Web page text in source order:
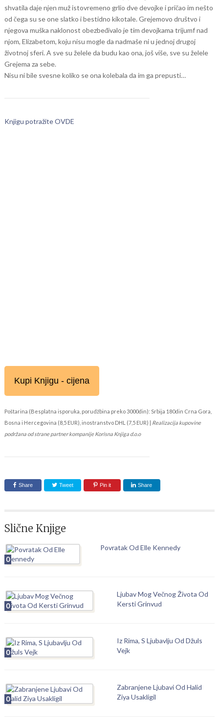
shvatila daje njen muž istovremeno grlio dve devojke i pričao im nešto
od čega su se one slatko i bestidno kikotale. Grejemovo društvo i
njegova muška naklonost obezbeđivalo je tim devojkama trijumf nad
njom, Elizabetom, koju nisu mogle da nadmaše ni u jednoj drugoj
životnoj sferi. A sve su želele da budu kao ona, još više, sve su želele
Grejema za sebe.
Nisu ni bile svesne koliko se ona kolebala da im ga prepusti…
Knjigu potražite OVDE
Kupi Knjigu - cijena
Poštarina (Besplatna isporuka, porudžbina preko 3000din): Srbija 180din Crna Gora,
Bosna i Hercegovina (8,5 EUR), inostranstvo DHL (7,5 EUR) | Realizacija kupovine
podržana od strane partner kompanije Korisna Knjiga d.o.o
Share Tweet Pin it Share
Slične Knjige
0
Povratak Od Elle Kennedy
0
Ljubav Mog Večnog Života Od
Kersti Grinvud
0
Iz Rima, S Ljubavlju Od Džuls
Vejk
0
Zabranjene Ljubavi Od Halid
Ziya Usakligil